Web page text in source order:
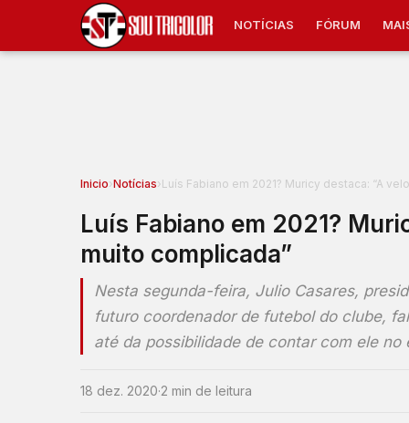
NOTÍCIAS FÓRUM
Inicio›Notícias›Luís Fabiano em 2021? Muricy destaca: “A
Luís Fabiano em 2021?
muito complicada”
Nesta segunda-feira, Julio Casares,
futuro coordenador de futebol do clube,
até da possibilidade de contar com ele
18 dez. 2020·2 min de leitura